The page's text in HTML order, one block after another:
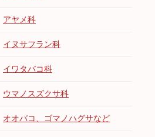
アヤメ科
イヌサフラン科
イワタバコ科
ウマノスズクサ科
オオバコ、ゴマノハグサなど